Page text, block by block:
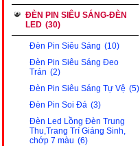
ĐÈN PIN SIÊU SÁNG-ĐÈN
LED (30)
Đèn Pin Siêu Sáng (10)
Đèn Pin Siêu Sáng Đeo
Trán (2)
Đèn Pin Siêu Sáng Tự Vệ (5)
Đèn Pin Soi Đá (3)
Đèn Led Lồng Đèn Trung
Thu,Trang Trí Giáng Sinh,
chớp 7 màu (6)